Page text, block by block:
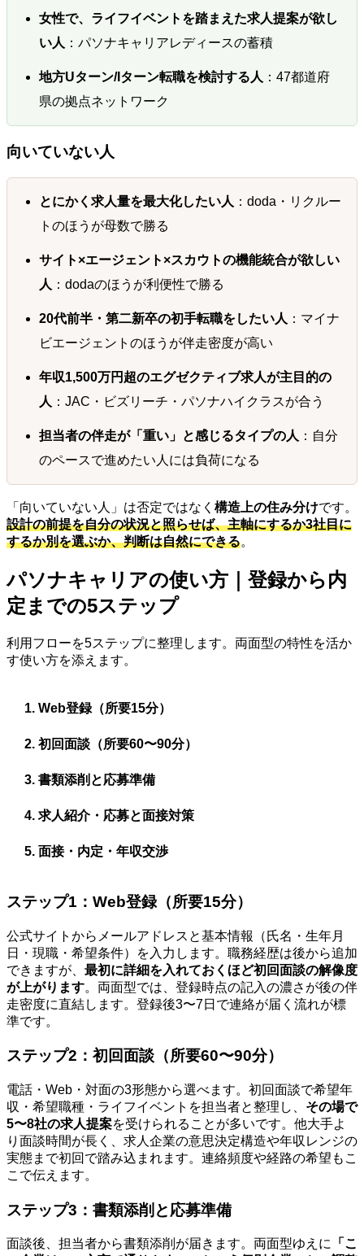
女性で、ライフイベントを踏まえた求人提案が欲し
い人 ：パソナキャリアレディースの蓄積
地方Uターン/Iターン転職を検討する人 ：47都道府
県の拠点ネットワーク
向いていない人
とにかく求人量を最大化したい人 ：doda・リクルー
トのほうが母数で勝る
サイト×エージェント×スカウトの機能統合が欲しい
人 ：dodaのほうが利便性で勝る
20代前半・第二新卒の初手転職をしたい人 ：マイナ
ビエージェントのほうが伴走密度が高い
年収1,500万円超のエグゼクティブ求人が主目的の
人 ：JAC・ビズリーチ・パソナハイクラスが合う
担当者の伴走が「重い」と感じるタイプの人 ：自分
のペースで進めたい人には負荷になる
「向いていない人」は否定ではなく 構造上の住み分けです。
設計の前提を自分の状況と照らせば、主軸にするか3社目に
するか別を選ぶか、判断は自然にできる。
パソナキャリアの使い方｜登録から内
定までの5ステップ
利用フローを5ステップに整理します。両面型の特性を活か
す使い方を添えます。
Web登録（所要15分）
初回面談（所要60〜90分）
書類添削と応募準備
求人紹介・応募と面接対策
面接・内定・年収交渉
ステップ1：Web登録（所要15分）
公式サイトからメールアドレスと基本情報（氏名・生年月
日・現職・希望条件）を入力します。職務経歴は後から追加
できますが、 最初に詳細を入れておくほど初回面談の解像度
が上がります。両面型では、登録時点の記入の濃さが後の伴
走密度に直結します。登録後3〜7日で連絡が届く流れが標
準です。
ステップ2：初回面談（所要60〜90分）
電話・Web・対面の3形態から選べます。初回面談で希望年
収・希望職種・ライフイベントを担当者と整理し、 その場で
5〜8社の求人提案を受けられることが多いです。他大手よ
り面談時間が長く、求人企業の意思決定構造や年収レンジの
実態まで初回で踏み込まれます。連絡頻度や経路の希望もこ
こで伝えます。
ステップ3：書類添削と応募準備
面談後、担当者から書類添削が届きます。両面型ゆえに 「こ